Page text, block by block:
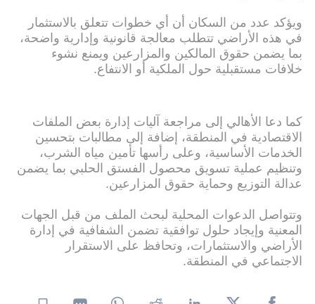
ويؤكد عدد من السكان أن أي خطوات تتعلق بالاستثمار
في هذه الأراضي تتطلب معالجة قانونية وإدارية واضحة،
بما يضمن حقوق المالكين والمزارعين ويمنع نشوء
خلافات مستقبلية حول الملكية أو الانتفاع.
كما دعا الأهالي إلى مراجعة آليات إدارة بعض الملفات
الاقتصادية في المنطقة، إضافة إلى مطالبات بتحسين
الخدمات الأساسية، وعلى رأسها تأمين مياه الشرب،
وتنظيم عملية تسويق محصول الفستق الحلبي بما يضمن
عدالة التوزيع وحماية حقوق المزارعين.
وتتواصل الدعوات المحلية لبحث الملف من قبل الجهات
المعنية وإيجاد حلول توافقية تضمن الشفافية في إدارة
الأراضي والاستثمارات، وتحافظ على الاستقرار
الاجتماعي في المنطقة.